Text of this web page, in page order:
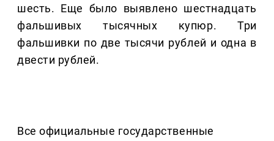
шесть. Еще было выявлено шестнадцать
фальшивых тысячных купюр. Три
фальшивки по две тысячи рублей и одна в
двести рублей.
Все официальные государственные